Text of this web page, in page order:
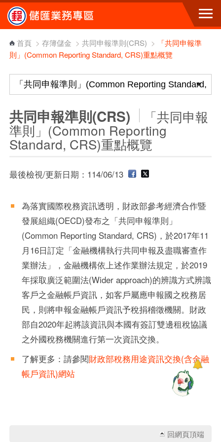
跳到主要內容區塊
首頁 > 存簿儲金 > 共同申報準則(CRS) >
「共同申報準
則」(Common Reporting Standard, CRS)重點概覽
共同申報準則(CRS) 「共同申報
準則」(Common Reporting
Standard, CRS)重點概覽
最後檢視/更新日期：114/06/13
為落實國際稅務資訊透明，財政部參考經濟合作暨
發展組織(OECD)發布之「共同申報準則」
(Common Reporting Standard, CRS)，於2017年11
月16日訂定「金融機構執行共同申報及盡職審查作
業辦法」，金融機構依上述作業辦法規定，於2019
年採取廣泛範圍法(Wider approach)的辨識方式辨識
客戶之金融帳戶資訊，如客戶屬應申報國之稅務居
民，則將申報金融帳戶資訊予稅捐稽徵機關。財政
部自2020年起將該資訊與本國有簽訂雙邊租稅協議
之外國稅務機關進行第一次資訊交換。
了解更多：請參閱財政部稅務用途資訊交換(含金融
帳戶資訊)網站
回網頁頂端